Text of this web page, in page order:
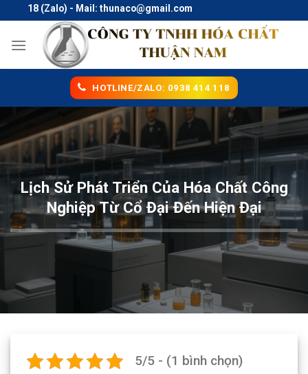
to
content
(Zalo) - Mail: thunaco@gmail.com
HOTLINE/ZALO: 0938 414 118
Lịch Sử Phát Triển Của Hóa Chất Công
Nghiệp Từ Cổ Đại Đến Hiện Đại
5/5 - (1 bình chọn)